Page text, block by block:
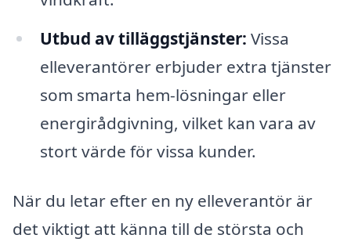
Utbud av tilläggstjänster: Vissa
elleverantörer erbjuder extra tjänster
som smarta hem-lösningar eller
energirådgivning, vilket kan vara av
stort värde för vissa kunder.
När du letar efter en ny elleverantör är
det viktigt att känna till de största och